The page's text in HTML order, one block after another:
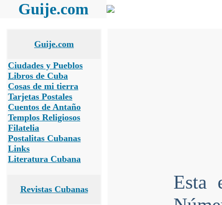
Guije.com
Guije.com
Ciudades y Pueblos
Libros de Cuba
Cosas de mi tierra
Tarjetas Postales
Cuentos de Antaño
Templos Religiosos
Filatelia
Postalitas Cubanas
Links
Literatura Cubana
Revistas Cubanas
Esta